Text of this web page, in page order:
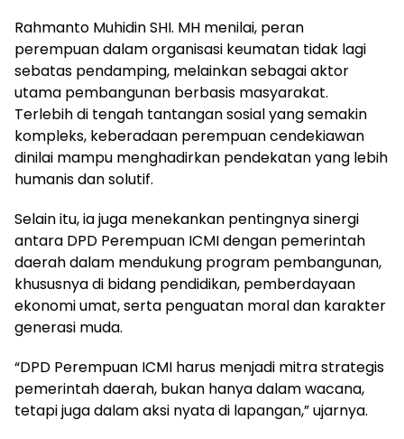
Rahmanto Muhidin SHI. MH menilai, peran
perempuan dalam organisasi keumatan tidak lagi
sebatas pendamping, melainkan sebagai aktor
utama pembangunan berbasis masyarakat.
Terlebih di tengah tantangan sosial yang semakin
kompleks, keberadaan perempuan cendekiawan
dinilai mampu menghadirkan pendekatan yang lebih
humanis dan solutif.
Selain itu, ia juga menekankan pentingnya sinergi
antara DPD Perempuan ICMI dengan pemerintah
daerah dalam mendukung program pembangunan,
khususnya di bidang pendidikan, pemberdayaan
ekonomi umat, serta penguatan moral dan karakter
generasi muda.
“DPD Perempuan ICMI harus menjadi mitra strategis
pemerintah daerah, bukan hanya dalam wacana,
tetapi juga dalam aksi nyata di lapangan,” ujarnya.